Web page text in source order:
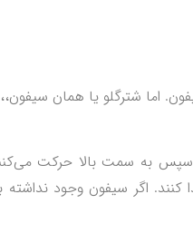
اما شترگلو یا همان
به سمت بالا حرکت
کنند. اگر سيفون وجود